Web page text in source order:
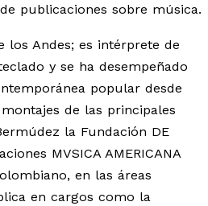
publicaciones sobre música.
Andes; es intérprete de
y se ha desempeñado
popular desde
de las principales
la Fundación DE
MVSICA AMERICANA
en las áreas
en cargos como la